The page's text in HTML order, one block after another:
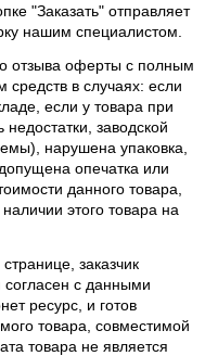
"Заказать" отправляет
нашим специалистом.
отзыва оферты с полным
средств в случаях: если
если у товара при
заводской
нарушена упаковка,
опечатка или
данного товара,
этого товара на
заказчик
согласен с данными
ресурс, и готов
товара, совместимой
товара не является